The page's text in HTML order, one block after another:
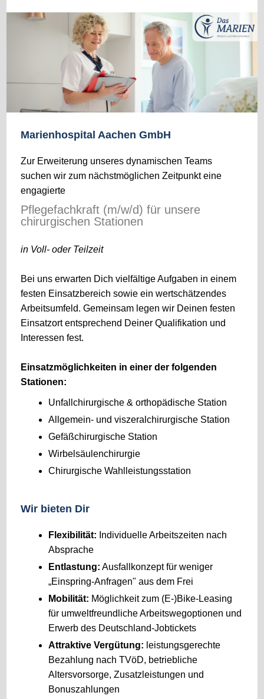
Marienhospital Aachen GmbH
Zur Erweiterung unseres dynamischen Teams
suchen wir zum nächstmöglichen Zeitpunkt eine
engagierte
Pflegefachkraft (m/w/d) für unsere
chirurgischen Stationen
in Voll- oder Teilzeit
Bei uns erwarten Dich vielfältige Aufgaben in einem
festen Einsatzbereich sowie ein wertschätzendes
Arbeitsumfeld. Gemeinsam legen wir Deinen festen
Einsatzort entsprechend Deiner Qualifikation und
Interessen fest.
Einsatzmöglichkeiten in einer der folgenden
Stationen:
Unfallchirurgische & orthopädische Station
Allgemein- und viszeralchirurgische Station
Gefäßchirurgische Station
Wirbelsäulenchirurgie
Chirurgische Wahlleistungsstation
Wir bieten Dir
Flexibilität: Individuelle Arbeitszeiten nach
Absprache
Entlastung: Ausfallkonzept für weniger
„Einspring-Anfragen" aus dem Frei
Mobilität: Möglichkeit zum (E-)Bike-Leasing
für umweltfreundliche Arbeitswegoptionen und
Erwerb des Deutschland-Jobtickets
Attraktive Vergütung: leistungsgerechte
Bezahlung nach TVöD, betriebliche
Altersvorsorge, Zusatzleistungen und
Bonuszahlungen